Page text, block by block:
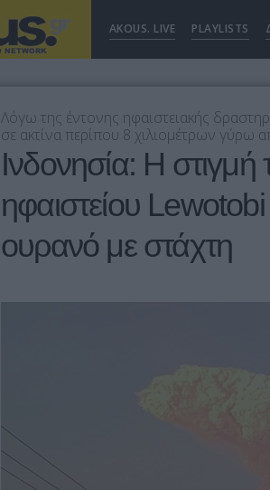
AKOUS. LIVE PLAYLISTS
Λόγω της έντονης ηφαιστειακής
σε ακτίνα περίπου 8 χιλιομέτρων γύρω
Ινδονησία: Η στιγμή
ηφαιστείου
ουρανό με στάχτη